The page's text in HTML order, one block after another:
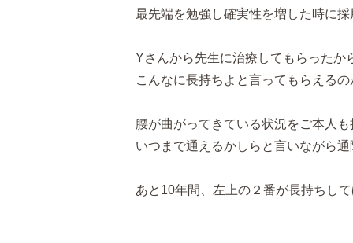
最先端を勉強し確実性を増した時に
Yさんから先生に治療してもらったか
こんなに長持ちよと言ってもらえる
腰が曲がってきている状況をご本人
いつまで通えるかしらと言いながら
あと10年間、左上の２番が長持ちし